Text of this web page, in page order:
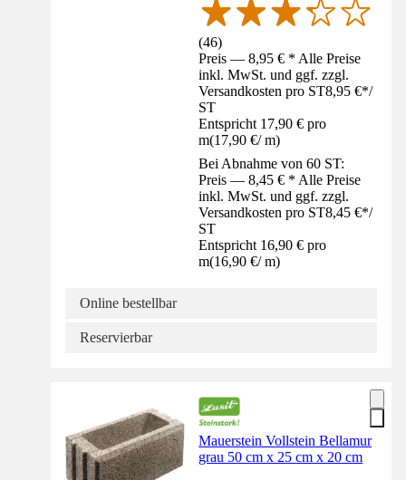
(46)
Preis — 8,95 € * Alle Preise
inkl. MwSt. und ggf. zzgl.
Versandkosten pro ST8,95 €*/
ST
Entspricht 17,90 € pro
m(17,90 €/ m)
Bei Abnahme von 60 ST:
Preis — 8,45 € * Alle Preise
inkl. MwSt. und ggf. zzgl.
Versandkosten pro ST8,45 €*/
ST
Entspricht 16,90 € pro
m(16,90 €/ m)
Online bestellbar
Reservierbar
Mauerstein Vollstein Bellamur
grau 50 cm x 25 cm x 20 cm